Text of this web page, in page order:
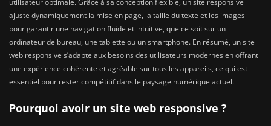
ajuste dynamiquement la mise en page, la taille du texte et les images
pour garantir une navigation fluide et intuitive, que ce soit sur un
ordinateur de bureau, une tablette ou un smartphone. En résumé, un site
web responsive s’adapte aux besoins des utilisateurs modernes en offrant
une expérience cohérente et agréable sur tous les appareils, ce qui est
essentiel pour rester compétitif dans le paysage numérique actuel.
Pourquoi avoir un site web responsive ?